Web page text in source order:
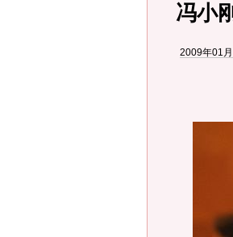
冯小
2009年01